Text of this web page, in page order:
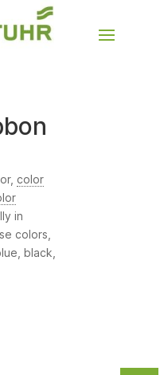
color
in
colors,
black,